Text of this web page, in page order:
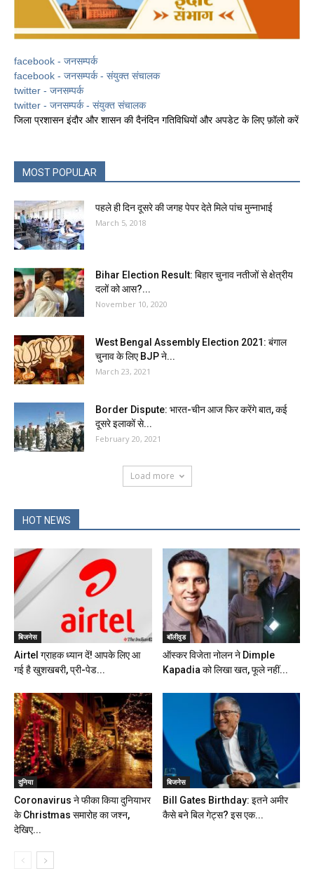
facebook - जनसम्पर्क
facebook - जनसम्पर्क - संयुक्त संचालक
twitter - जनसम्पर्क
twitter - जनसम्पर्क - संयुक्त संचालक
जिला प्रशासन इंदौर और शासन की दैनंदिन गतिविधियों और अपडेट के लिए फ़ॉलो करें
MOST POPULAR
पहले ही दिन दूसरे की जगह पेपर देते मिले पांच मुन्नाभाई
March 5, 2018
Bihar Election Result: बिहार चुनाव नतीजों से क्षेत्रीय
दलों को आस?...
November 10, 2020
West Bengal Assembly Election 2021: बंगाल
चुनाव के लिए BJP ने...
March 23, 2021
Border Dispute: भारत-चीन आज फिर करेंगे बात, कई
दूसरे इलाकों से...
February 20, 2021
Load more
HOT NEWS
बिजनेस
Airtel ग्राहक ध्यान दें! आपके लिए आ
गई है खुशखबरी, प्री-पेड...
बॉलीवुड
ऑस्कर विजेता नोलन ने Dimple
Kapadia को लिखा खत, फूले नहीं...
दुनिया
Coronavirus ने फीका किया दुनियाभर
के Christmas समारोह का जश्न,
देखिए...
बिजनेस
Bill Gates Birthday: इतने अमीर
कैसे बने बिल गेट्स? इस एक...